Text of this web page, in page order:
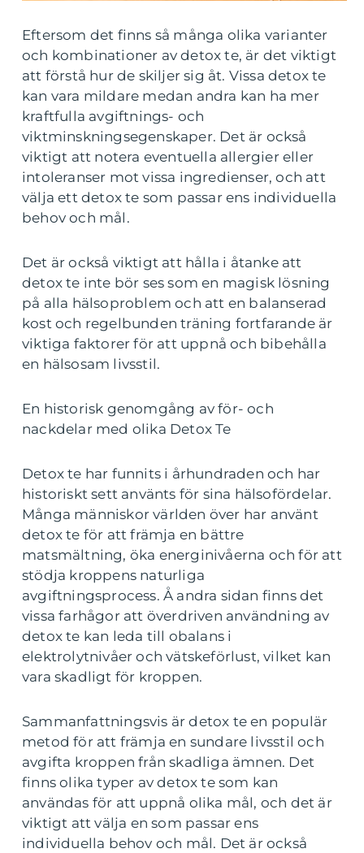
Eftersom det finns så många olika varianter
och kombinationer av detox te, är det viktigt
att förstå hur de skiljer sig åt. Vissa detox te
kan vara mildare medan andra kan ha mer
kraftfulla avgiftnings- och
viktminskningsegenskaper. Det är också
viktigt att notera eventuella allergier eller
intoleranser mot vissa ingredienser, och att
välja ett detox te som passar ens individuella
behov och mål.
Det är också viktigt att hålla i åtanke att
detox te inte bör ses som en magisk lösning
på alla hälsoproblem och att en balanserad
kost och regelbunden träning fortfarande är
viktiga faktorer för att uppnå och bibehålla
en hälsosam livsstil.
En historisk genomgång av för- och
nackdelar med olika Detox Te
Detox te har funnits i århundraden och har
historiskt sett använts för sina hälsofördelar.
Många människor världen över har använt
detox te för att främja en bättre
matsmältning, öka energinivåerna och för att
stödja kroppens naturliga
avgiftningsprocess. Å andra sidan finns det
vissa farhågor att överdriven användning av
detox te kan leda till obalans i
elektrolytnivåer och vätskeförlust, vilket kan
vara skadligt för kroppen.
Sammanfattningsvis är detox te en populär
metod för att främja en sundare livsstil och
avgifta kroppen från skadliga ämnen. Det
finns olika typer av detox te som kan
användas för att uppnå olika mål, och det är
viktigt att välja en som passar ens
individuella behov och mål. Det är också